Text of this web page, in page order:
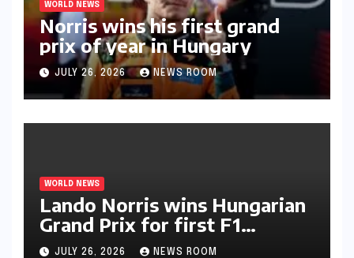
WORLD NEWS
Norris wins his first grand
prix of year in Hungary​​
JULY 26, 2026 NEWS ROOM
WORLD NEWS
Lando Norris wins Hungarian
Grand Prix for first F1
triumph in 2026​​
JULY 26, 2026 NEWS ROOM